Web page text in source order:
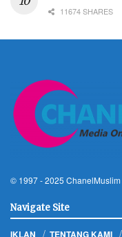
11674 SHARES
© 1997 - 2025 ChanelMuslim
Navigate Site
IKLAN TENTANG KAMI